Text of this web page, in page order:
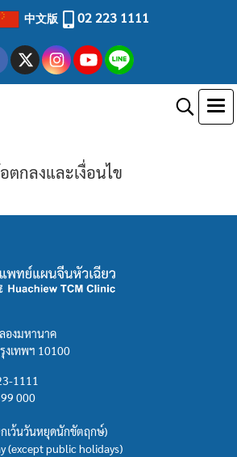
中文版 02 223 1111
ตกลงและเงื่อนไข
องมหานาค
งเทพฯ 10100
1111
000
เว้นวันหยุดนักขัตฤกษ์)
(except public holidays)